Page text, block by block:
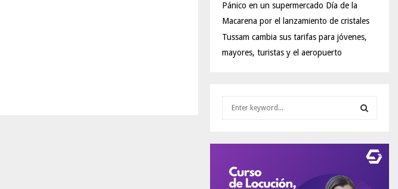
Pánico en un supermercado Día de la
Macarena por el lanzamiento de cristales
Tussam cambia sus tarifas para jóvenes,
mayores, turistas y el aeropuerto